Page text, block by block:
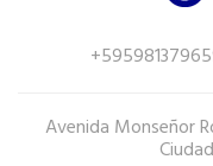
Avenida Monseñor